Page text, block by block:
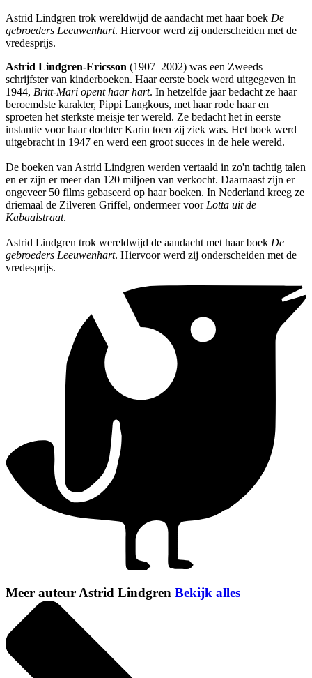
Astrid Lindgren trok wereldwijd de aandacht met haar boek De
gebroeders Leeuwenhart. Hiervoor werd zij onderscheiden met de
vredesprijs.
Astrid Lindgren-Ericsson (1907–2002) was een Zweeds
schrijfster van kinderboeken. Haar eerste boek werd uitgegeven in
1944, Britt-Mari opent haar hart. In hetzelfde jaar bedacht ze haar
beroemdste karakter, Pippi Langkous, met haar rode haar en
sproeten het sterkste meisje ter wereld. Ze bedacht het in eerste
instantie voor haar dochter Karin toen zij ziek was. Het boek werd
uitgebracht in 1947 en werd een groot succes in de hele wereld.
De boeken van Astrid Lindgren werden vertaald in zo'n tachtig talen
en er zijn er meer dan 120 miljoen van verkocht. Daarnaast zijn er
ongeveer 50 films gebaseerd op haar boeken. In Nederland kreeg ze
driemaal de Zilveren Griffel, ondermeer voor Lotta uit de
Kabaalstraat.
Astrid Lindgren trok wereldwijd de aandacht met haar boek De
gebroeders Leeuwenhart. Hiervoor werd zij onderscheiden met de
vredesprijs.
Meer auteur Astrid Lindgren Bekijk alles